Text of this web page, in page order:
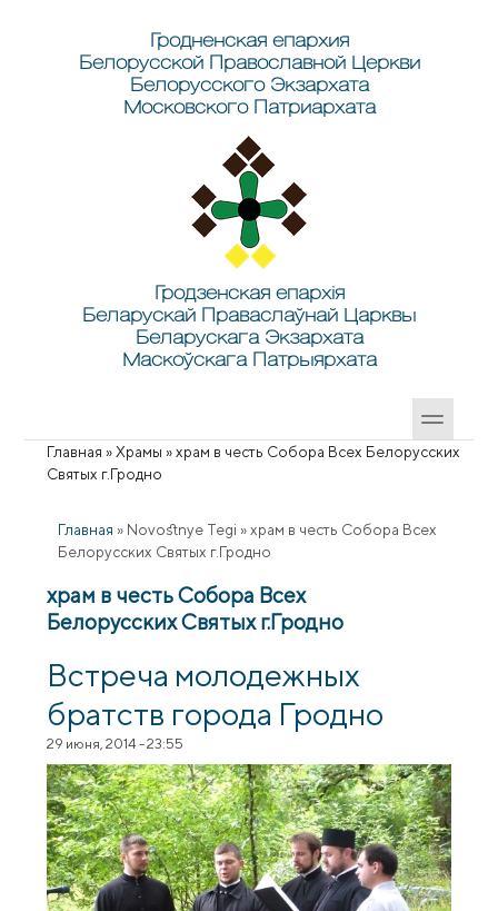
Гродненская епархия
Белорусской Православной Церкви
Белорусского Экзархата
Московского Патриархата
Гродзенская епархія
Беларускай Праваслаўнай Царквы
Беларускага Экзархата
Маскоўскага Патрыярхата
Вы здесь
Главная »Храмы »храм в честь Собора Всех Белорусских
Святых г.Гродно
Главная » Novostnye Tegi » храм в честь Собора Всех
Белорусских Святых г.Гродно
храм в честь Собора Всех
Белорусских Святых г.Гродно
Встреча молодежных
братств города Гродно
29 июня, 2014 - 23:55